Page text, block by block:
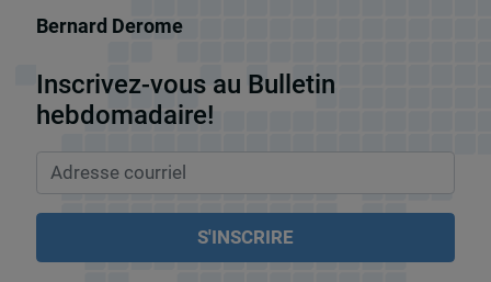
Bernard Derome
Inscrivez-vous au Bulletin
hebdomadaire!